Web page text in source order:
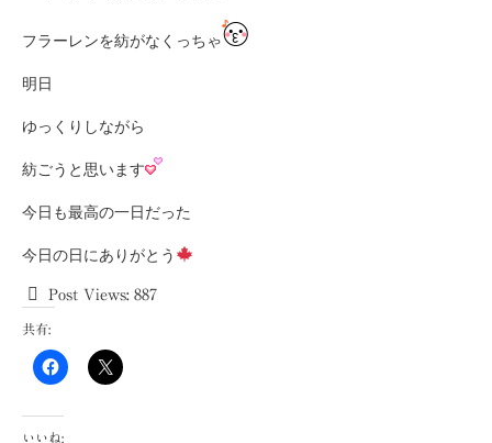
フラーレンを紡がなくっちゃ
明日
ゆっくりしながら
紡ごうと思います
今日も最高の一日だった
今日の日にありがとう
Post Views: 887
共有:
いいね: